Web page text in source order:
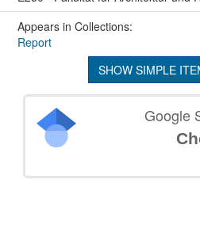
Appears in Collections:
Report
SHOW SIMPLE
Google